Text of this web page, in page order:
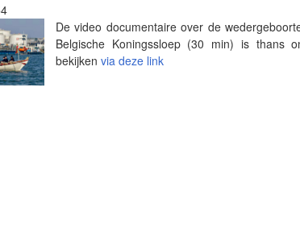
De video documentaire over de
Belgische Koningssloep (30 min) is thans
bekijken via deze link